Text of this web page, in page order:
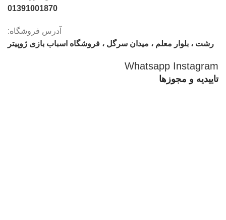
01391001870
آدرس فروشگاه:
رشت ، بلوار معلم ، میدان سرگل ، فروشگاه اسباب بازی ژوپیتر
Whatsapp Instagram
تاییدیه و مجوزها